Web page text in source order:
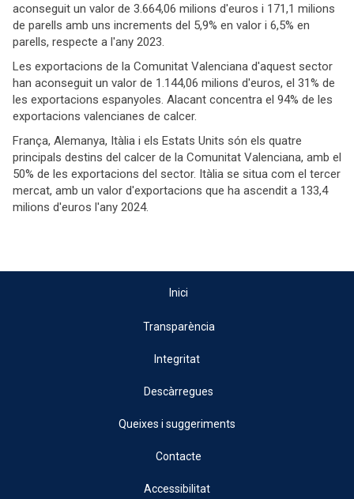
aconseguit un valor de 3.664,06 milions d'euros i 171,1 milions
de parells amb uns increments del 5,9% en valor i 6,5% en
parells, respecte a l'any 2023.
Les exportacions de la Comunitat Valenciana d'aquest sector
han aconseguit un valor de 1.144,06 milions d'euros, el 31% de
les exportacions espanyoles. Alacant concentra el 94% de les
exportacions valencianes de calcer.
França, Alemanya, Itàlia i els Estats Units són els quatre
principals destins del calcer de la Comunitat Valenciana, amb el
50% de les exportacions del sector. Itàlia se situa com el tercer
mercat, amb un valor d'exportacions que ha ascendit a 133,4
milions d'euros l'any 2024.
Inici
Transparència
Integritat
Descàrregues
Queixes i suggeriments
Contacte
Accessibilitat